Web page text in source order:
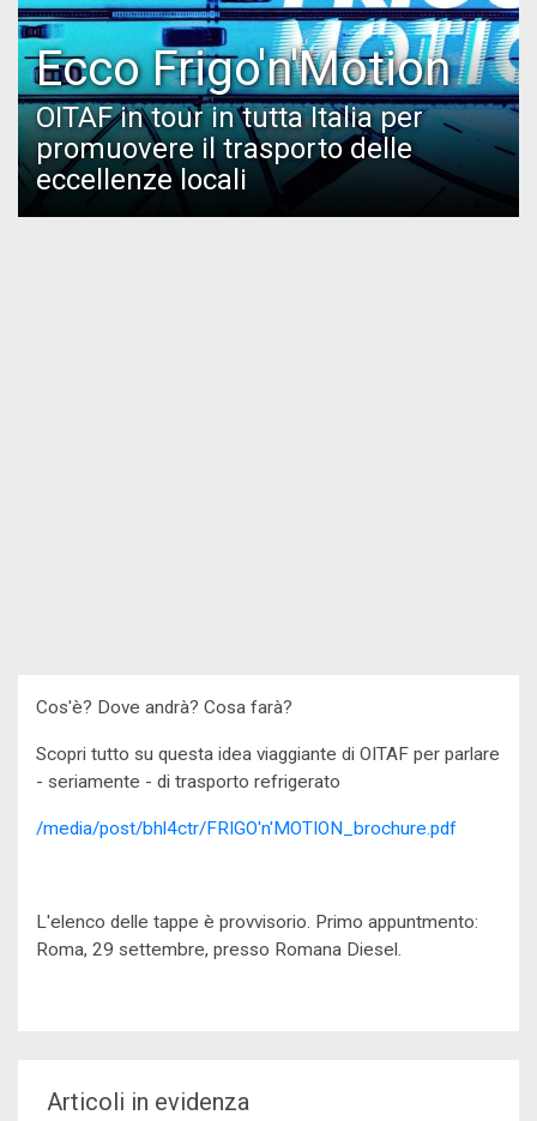
Ecco Frigo'n'Motion
OITAF in tour in tutta Italia per
promuovere il trasporto delle
eccellenze locali
Cos'è? Dove andrà? Cosa farà?
Scopri tutto su questa idea viaggiante di OITAF per parlare
- seriamente - di trasporto refrigerato
/media/post/bhl4ctr/FRIGO'n'MOTION_brochure.pdf
L'elenco delle tappe è provvisorio. Primo appuntmento:
Roma, 29 settembre, presso Romana Diesel.
Articoli in evidenza